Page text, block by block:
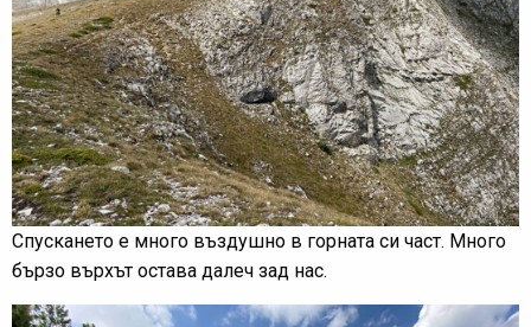
Спускането е много въздушно в горната си част. Много
бързо върхът остава далеч зад нас.